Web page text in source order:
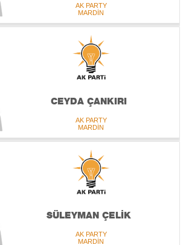
AK PARTY
MARDİN
CEYDA ÇANKIRI
AK PARTY
MARDİN
SÜLEYMAN ÇELİK
AK PARTY
MARDİN